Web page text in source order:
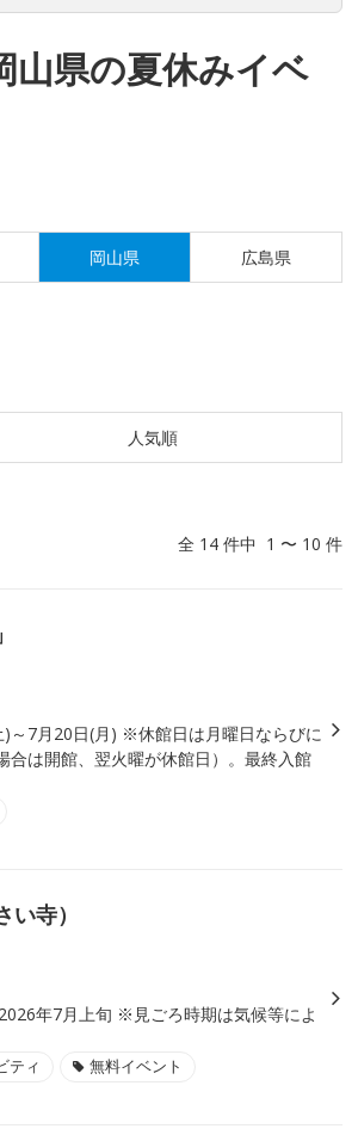
山県の夏休みイベ
岡山県 広島県
人気順
全 14 件中 1 〜 10 件
)～7月20日(月) ※休館日は月曜日ならびに
合は開館、翌火曜が休館日）。最終入館
寺）
年7月上旬 ※見ごろ時期は気候等によ
ティ 無料イベント